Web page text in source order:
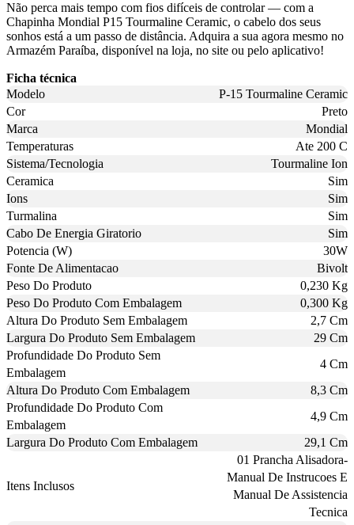
Não perca mais tempo com fios difíceis de controlar — com a
Chapinha Mondial P15 Tourmaline Ceramic, o cabelo dos seus
sonhos está a um passo de distância. Adquira a sua agora mesmo no
Armazém Paraíba, disponível na loja, no site ou pelo aplicativo!
Ficha técnica
Modelo
P-15 Tourmaline Ceramic
Cor
Preto
Marca
Mondial
Temperaturas
Ate 200 C
Sistema/Tecnologia
Tourmaline Ion
Ceramica
Sim
Ions
Sim
Turmalina
Sim
Cabo De Energia Giratorio
Sim
Potencia (W)
30W
Fonte De Alimentacao
Bivolt
Peso Do Produto
0,230 Kg
Peso Do Produto Com Embalagem
0,300 Kg
Altura Do Produto Sem Embalagem
2,7 Cm
Largura Do Produto Sem Embalagem
29 Cm
Profundidade Do Produto Sem
Embalagem
4 Cm
Altura Do Produto Com Embalagem
8,3 Cm
Profundidade Do Produto Com
Embalagem
4,9 Cm
Largura Do Produto Com Embalagem
29,1 Cm
Itens Inclusos
01 Prancha Alisadora-
Manual De Instrucoes E
Manual De Assistencia
Tecnica